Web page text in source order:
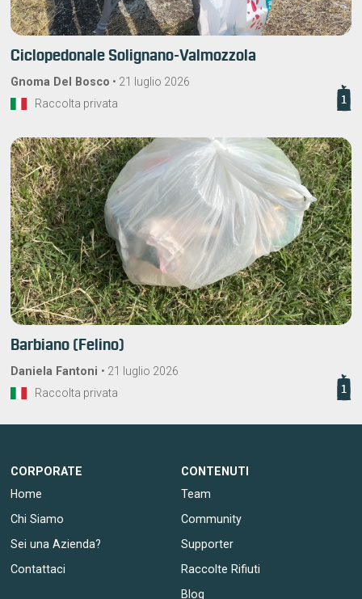
Ciclopedonale Solignano-Valmozzola
Gnoma Del Bosco • 21 luglio 2026
Raccolta privata
1
Barbiano (Felino)
Daniela Fantoni • 21 luglio 2026
Raccolta privata
1
CORPORATE
Home
Chi Siamo
Sei una Azienda?
Contattaci
CONTENUTI
Team
Community
Supporter
Raccolte Rifiuti
Blog